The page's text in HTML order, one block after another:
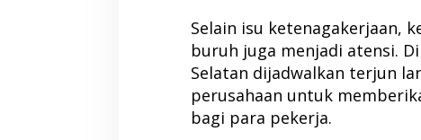
Selain isu ketenagakerjaan,
buruh juga menjadi atensi.
Selatan dijadwalkan terjun
perusahaan untuk
bagi para pekerja.